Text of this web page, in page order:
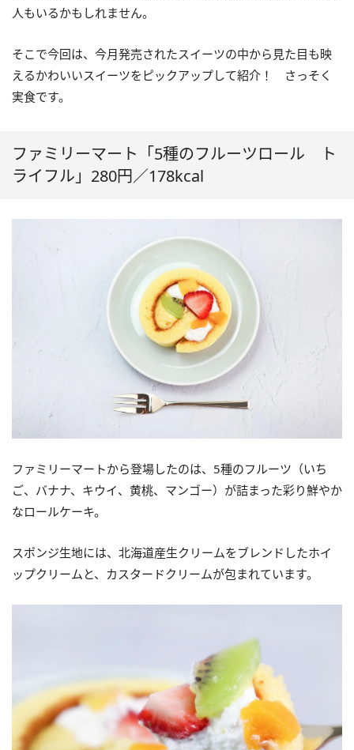
人もいるかもしれません。
そこで今回は、今月発売されたスイーツの中から見た目も映
えるかわいいスイーツをピックアップして紹介！ さっそく
実食です。
ファミリーマート「5種のフルーツロール ト
ライフル」280円／178kcal
ファミリーマートから登場したのは、5種のフルーツ（いち
ご、バナナ、キウイ、黄桃、マンゴー）が詰まった彩り鮮やか
なロールケーキ。
スポンジ生地には、北海道産生クリームをブレンドしたホイ
ップクリームと、カスタードクリームが包まれています。